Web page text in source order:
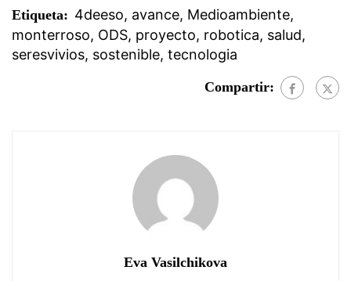
Etiqueta: 4deeso, avance, Medioambiente,
monterroso, ODS, proyecto, robotica, salud,
seresvivios, sostenible, tecnologia
Compartir:
Eva Vasilchikova